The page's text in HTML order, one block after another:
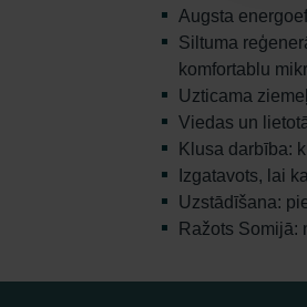
Augsta
Siltuma
komfortablu
Uzticama
Viedas un
Klusa darbība:
Izgatavots, lai
Uzstādīšana:
Ražots Somijā: